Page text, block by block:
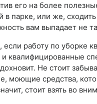
его на более
в парке, или же,
вам выпадает не
если работу по уборке
квалифицированные
Не стоит
моющие средства,
стоит взять во